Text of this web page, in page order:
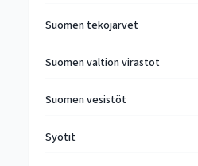
Suomen tekojärvet
Suomen valtion virastot
Suomen vesistöt
Syötit